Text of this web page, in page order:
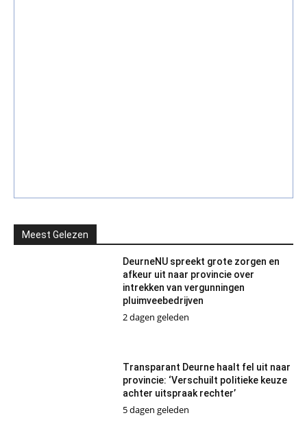
Meest Gelezen
DeurneNU spreekt grote zorgen en
afkeur uit naar provincie over
intrekken van vergunningen
pluimveebedrijven
2 dagen geleden
Transparant Deurne haalt fel uit naar
provincie: ‘Verschuilt politieke keuze
achter uitspraak rechter’
5 dagen geleden